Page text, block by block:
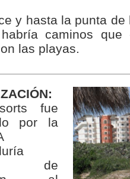
y hasta la punta
caminos que
las playas.
fue
por la
de